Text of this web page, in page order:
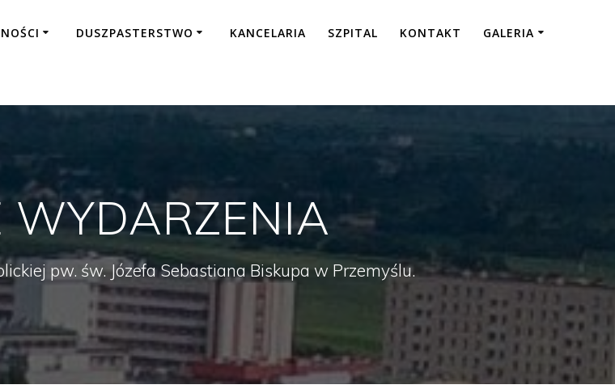
DUSZPASTERSTWO KANCELARIA SZPITAL KONTAKT GALERIA
WYDARZENIA
pw. św. Józefa Sebastiana Biskupa w Przemyślu.